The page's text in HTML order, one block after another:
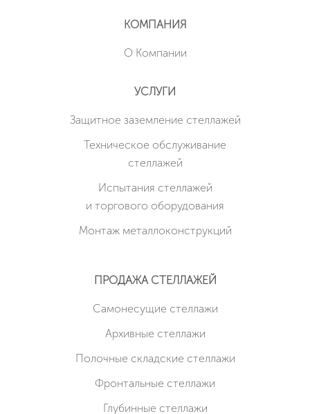
КОМПАНИЯ
О Компании
УСЛУГИ
Защитное заземление стеллажей
Техническое обслуживание
стеллажей
Испытания стеллажей
и торгового оборудования
Монтаж металлоконструкций
ПРОДАЖА СТЕЛЛАЖЕЙ
Cамонесущие стеллажи
Архивные стеллажи
Полочные складские стеллажи
Фронтальные стеллажи
Глубинные стеллажи